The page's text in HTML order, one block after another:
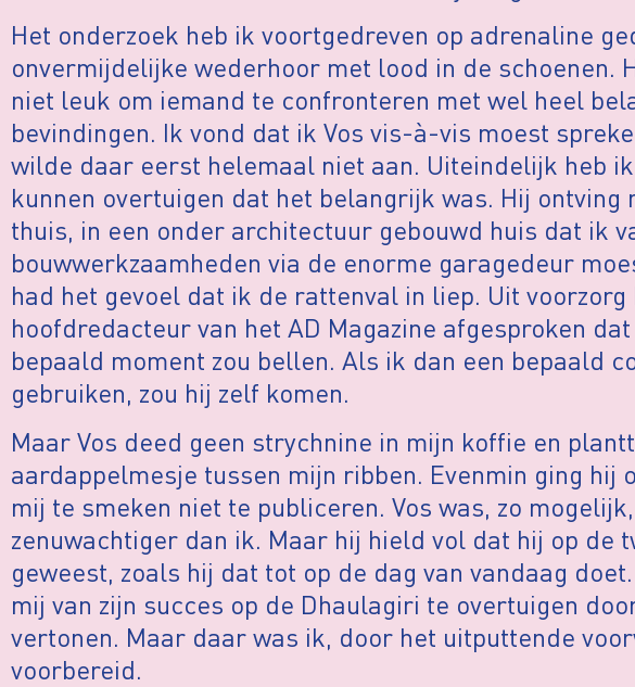
Het onderzoek heb ik voortgedreven op adrenaline
onvermijdelijke wederhoor met lood in de schoenen.
niet leuk om iemand te confronteren met wel heel
bevindingen. Ik vond dat ik Vos vis-à-vis moest
wilde daar eerst helemaal niet aan. Uiteindelijk heb
kunnen overtuigen dat het belangrijk was. Hij ontving
thuis, in een onder architectuur gebouwd huis dat ik
bouwwerkzaamheden via de enorme garagedeur
had het gevoel dat ik de rattenval in liep. Uit
hoofdredacteur van het AD Magazine afgesproken
bepaald moment zou bellen. Als ik dan een bepaald
gebruiken, zou hij zelf komen.
Maar Vos deed geen strychnine in mijn koffie en
aardappelmesje tussen mijn ribben. Evenmin ging hij
mij te smeken niet te publiceren. Vos was, zo
zenuwachtiger dan ik. Maar hij hield vol dat hij op de
geweest, zoals hij dat tot op de dag van vandaag
mij van zijn succes op de Dhaulagiri te overtuigen
vertonen. Maar daar was ik, door het uitputtende
voorbereid.